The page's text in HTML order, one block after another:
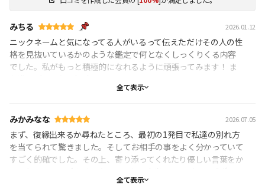
みちる 2026.01.12
ニックネームと気になってる人がいるって伝えただけその人の性
格を見抜いているかのような鑑定で何となくしっくりくる内容
でした。私がもっと積極的になれるように頑張ってみます！ ま
全て表示
みかみなな 2026.07.05
まず、復縁出来るか尋ねたところ、最初の1発目で私達の別れ方
を当てられて驚きました。そしてお相手の事をよく分かっていて
すごく的確でした。その上、寄り添ってくれたり優しい言葉をか
した。とても素敵な先生です。出会えて良かったです。
全て表示